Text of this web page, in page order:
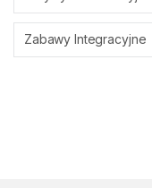
Zabawy Integracyjne